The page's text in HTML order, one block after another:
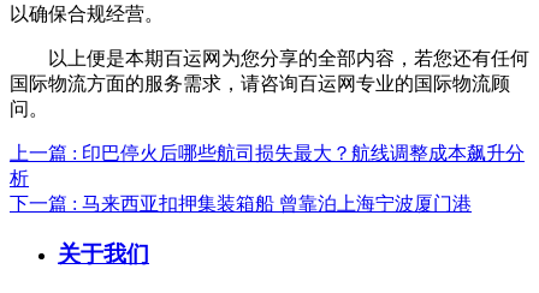
以确保合规经营。
以上便是本期百运网为您分享的全部内容，若您还有任何
国际物流方面的服务需求，请咨询百运网专业的国际物流顾
问。
上一篇 : 印巴停火后哪些航司损失最大？航线调整成本飙升分
析
下一篇 : 马来西亚扣押集装箱船 曾靠泊上海宁波厦门港
关于我们